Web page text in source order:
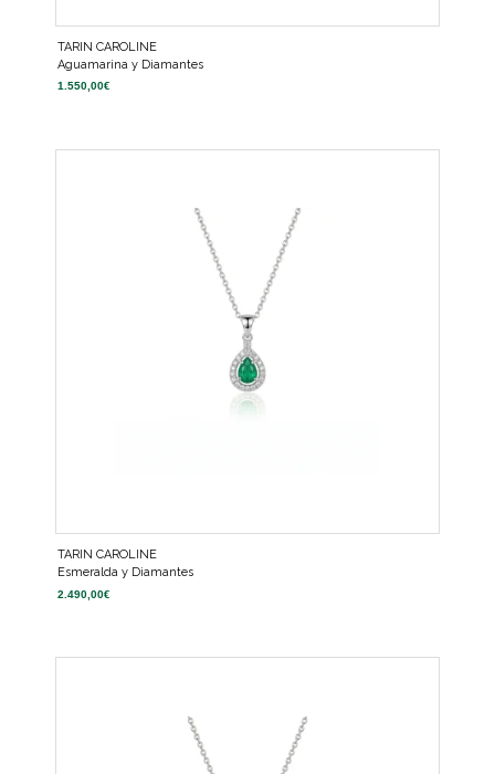
TARIN CAROLINE
Aguamarina y Diamantes
1.550,00€
TARIN CAROLINE
Esmeralda y Diamantes
2.490,00€